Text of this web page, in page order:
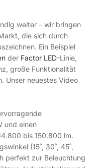
weiter – wir bringen
die sich durch
Ein Beispiel
der Factor LED-Linie,
große Funktionalität
Unser neuestes Video
und einen
bis 150.800 lm.
(15˚, 30˚, 45˚,
perfekt zur Beleuchtung